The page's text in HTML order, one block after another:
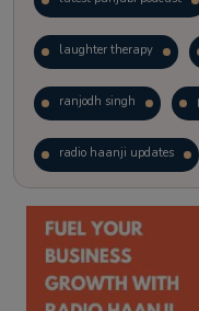
laughter therapy
ranjodh singh
radio haanji updates
kitaab kahani